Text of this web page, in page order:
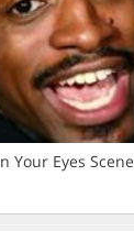
Your Eyes Scene